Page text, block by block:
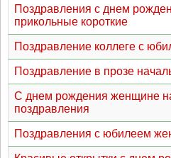
Поздравления с днем
прикольные короткие
Поздравление коллеге с
Поздравление в прозе
С днем рождения женщине
поздравления
Поздравления с юбилеем